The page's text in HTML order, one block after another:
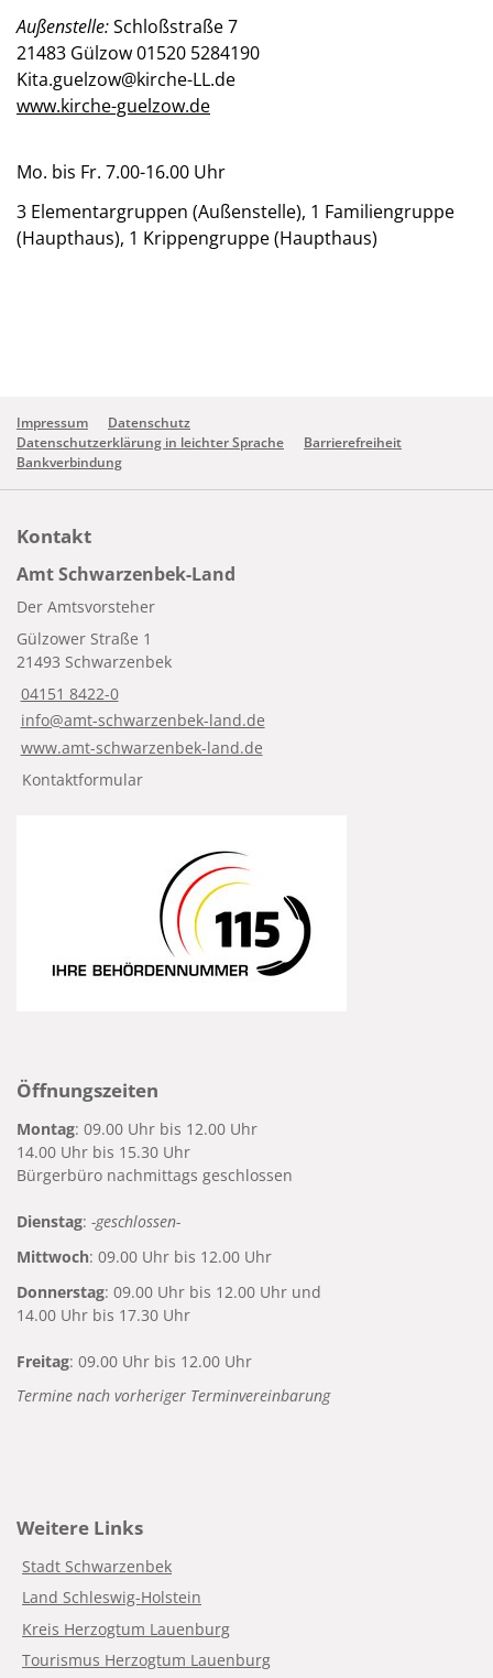
Außenstelle:Schloßstraße 7
21483 Gülzow 01520 5284190
Kita.guelzow@kirche-LL.de
www.kirche-guelzow.de
Mo. bis Fr. 7.00-16.00 Uhr
3 Elementargruppen (Außenstelle), 1 Familiengruppe
(Haupthaus), 1 Krippengruppe (Haupthaus)
Impressum
Datenschutz
Datenschutzerklärung in leichter Sprache
Barrierefreiheit
Bankverbindung
Kontakt
Amt Schwarzenbek-Land
Der Amtsvorsteher
Gülzower Straße 1
21493 Schwarzenbek
04151 8422-0
info@amt-schwarzenbek-land.de
www.amt-schwarzenbek-land.de
Kontaktformular
Öffnungszeiten
Montag: 09.00 Uhr bis 12.00 Uhr
14.00 Uhr bis 15.30 Uhr
Bürgerbüro nachmittags geschlossen
Dienstag: -geschlossen-
Mittwoch: 09.00 Uhr bis 12.00 Uhr
Donnerstag: 09.00 Uhr bis 12.00 Uhr und
14.00 Uhr bis 17.30 Uhr
Freitag: 09.00 Uhr bis 12.00 Uhr
Termine nach vorheriger Terminvereinbarung
Weitere Links
Stadt Schwarzenbek
Land Schleswig-Holstein
Kreis Herzogtum Lauenburg
Tourismus Herzogtum Lauenburg